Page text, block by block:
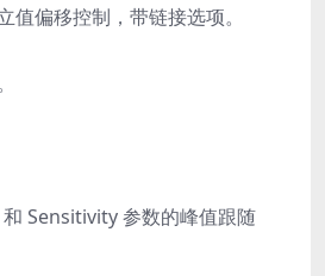
值偏移控制，带链接选项。
Sensitivity 参数的峰值跟随